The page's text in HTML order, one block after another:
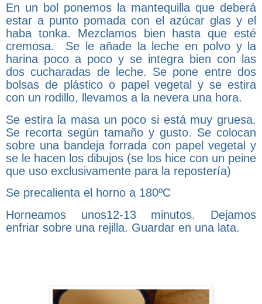
En un bol ponemos la mantequilla que deberá
estar a punto pomada con el azúcar glas y el
haba tonka. Mezclamos bien hasta que esté
cremosa. Se le añade la leche en polvo y la
harina poco a poco y se integra bien con las
dos cucharadas de leche. Se pone entre dos
bolsas de plástico o papel vegetal y se estira
con un rodillo, llevamos a la nevera una hora.
Se estira la masa un poco si está muy gruesa.
Se recorta según tamaño y gusto. Se colocan
sobre una bandeja forrada con papel vegetal y
se le hacen los dibujos (se los hice con un peine
que uso exclusivamente para la repostería)
Se precalienta el horno a 180ºC
Horneamos unos12-13 minutos. Dejamos
enfriar sobre una rejilla. Guardar en una lata.